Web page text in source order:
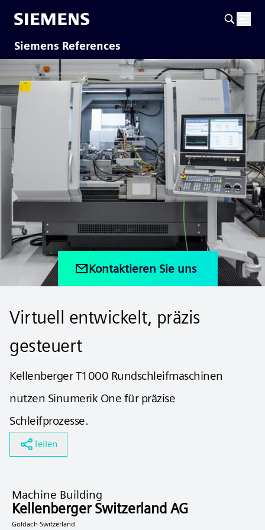
Siemens References
Kontaktieren Sie uns
Virtuell entwickelt, präzis
gesteuert
Kellenberger T1000 Rundschleifmaschinen
nutzen Sinumerik One für präzise
Schleifprozesse.
Teilen
Machine Building
Kellenberger Switzerland AG
Goldach Switzerland